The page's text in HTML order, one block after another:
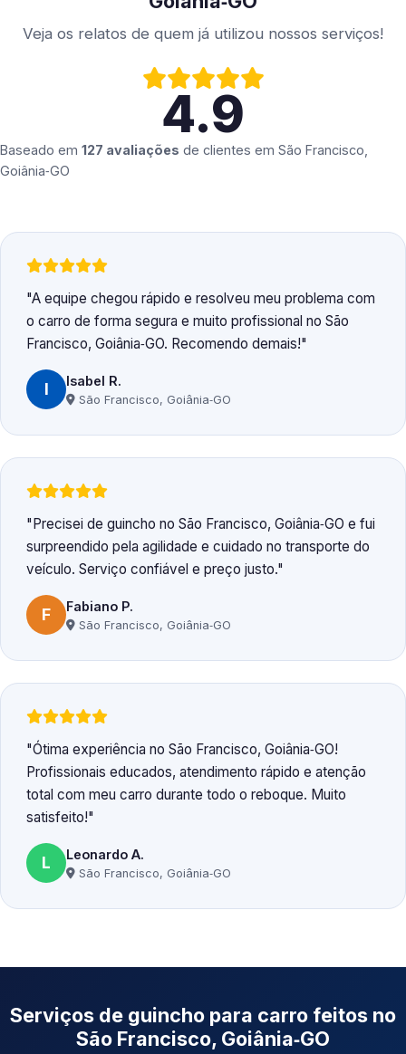
Veja os relatos de quem já utilizou nossos serviços!
4.9
Baseado em 127 avaliações de clientes em São Francisco,
Goiânia‑GO
A equipe chegou rápido e resolveu meu problema com
o carro de forma segura e muito profissional no São
Francisco, Goiânia‑GO. Recomendo demais!
I Isabel R.
São Francisco, Goiânia‑GO
Precisei de guincho no São Francisco, Goiânia‑GO e fui
surpreendido pela agilidade e cuidado no transporte do
veículo. Serviço confiável e preço justo.
F Fabiano P.
São Francisco, Goiânia‑GO
Ótima experiência no São Francisco, Goiânia‑GO!
Profissionais educados, atendimento rápido e atenção
total com meu carro durante todo o reboque. Muito
satisfeito!
L Leonardo A.
São Francisco, Goiânia‑GO
Serviços de guincho para carro feitos no
São Francisco, Goiânia‑GO